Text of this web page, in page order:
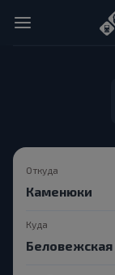
Откуда
Куда